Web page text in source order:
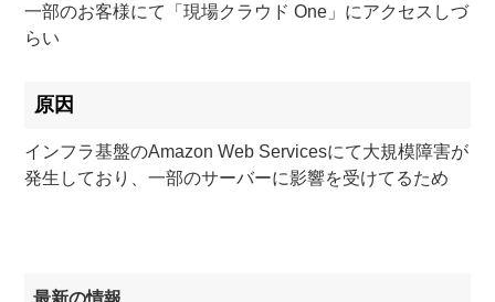
一部のお客様にて「現場クラウド One」にアクセスしづ
らい
原因
インフラ基盤のAmazon Web Servicesにて大規模障害が
発生しており、一部のサーバーに影響を受けてるため
最新の情報